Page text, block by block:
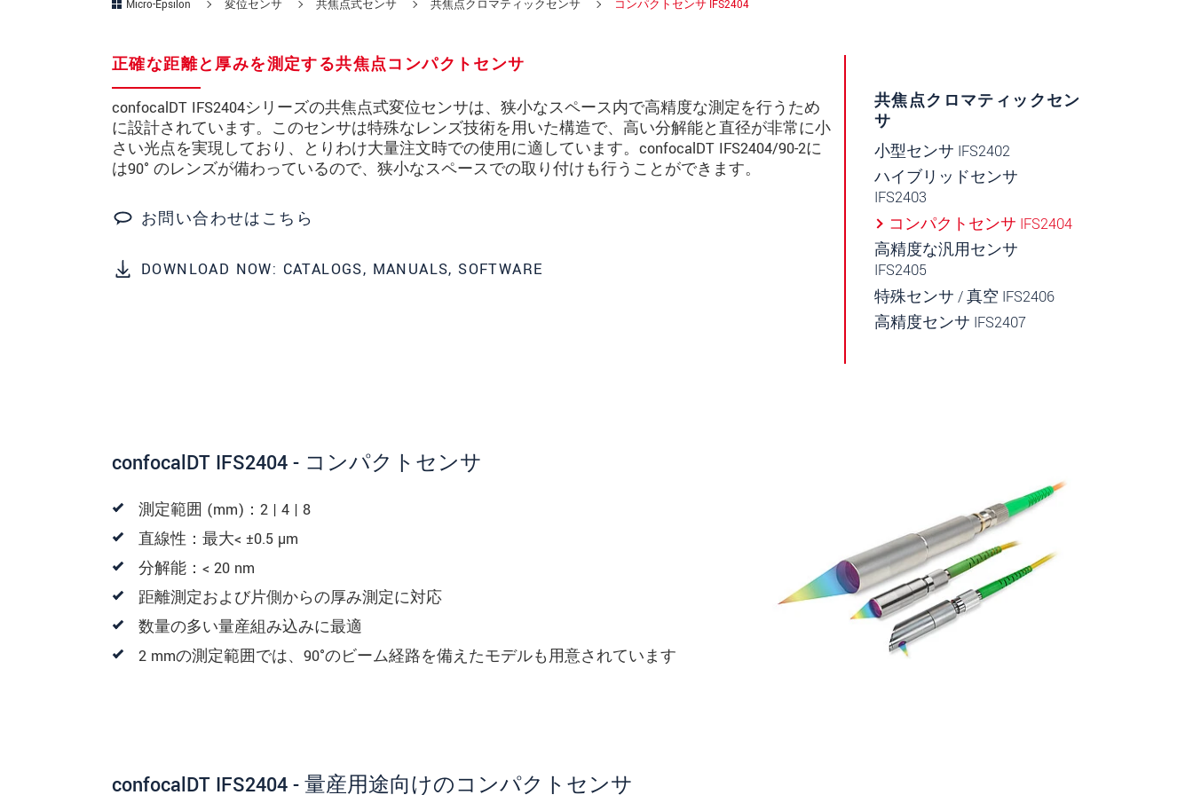
Micro-Epsilon 変位センサ 共焦点式センサ 共焦点クロマティックセンサ コンパクトセンサ IFS2404
正確な距離と厚みを測定する共焦点コンパクトセンサ
confocalDT IFS2404シリーズの共焦点式変位センサは、狭小なスペース内で高精度な測定を行うため
に設計されています。このセンサは特殊なレンズ技術を用いた構造で、高い分解能と直径が非常に小
さい光点を実現しており、とりわけ大量注文時での使用に適しています。confocalDT IFS2404/90-2に
は90° のレンズが備わっているので、狭小なスペースでの取り付けも行うことができます。
お問い合わせはこちら
DOWNLOAD NOW: CATALOGS, MANUALS, SOFTWARE
共焦点クロマティックセン
サ
小型センサ IFS2402
ハイブリッドセンサ
IFS2403
コンパクトセンサ IFS2404
高精度な汎用センサ
IFS2405
特殊センサ / 真空 IFS2406
高精度センサ IFS2407
confocalDT IFS2404 - コンパクトセンサ
測定範囲 (mm)：2 | 4 | 8
直線性：最大< ±0.5 µm
分解能：< 20 nm
距離測定および片側からの厚み測定に対応
数量の多い量産組み込みに最適
2 mmの測定範囲では、90°のビーム経路を備えたモデルも用意されています
confocalDT IFS2404 - 量産用途向けのコンパクトセンサ
国*
電話
メールアドレ
ス*
メッセージ*